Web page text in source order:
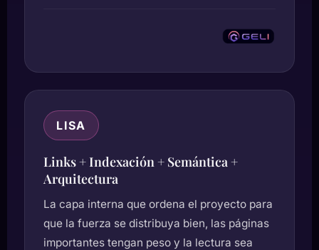
LISA
Links + Indexación + Semántica +
Arquitectura
La capa interna que ordena el proyecto para
que la fuerza se distribuya bien, las páginas
importantes tengan peso y la lectura sea